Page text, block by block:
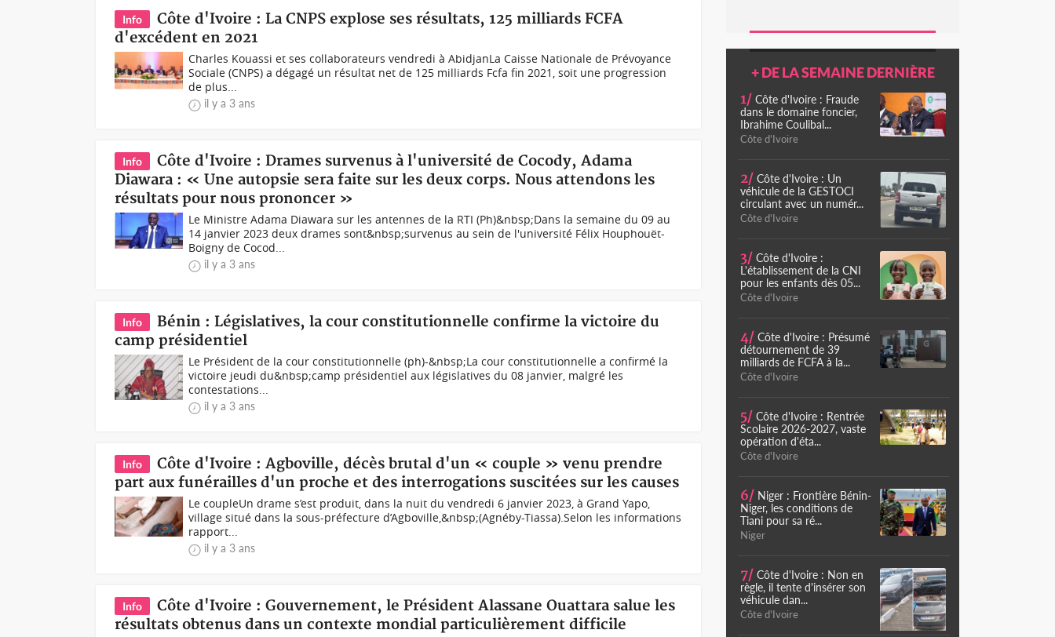
Info
Côte d'Ivoire : La CNPS explose ses résultats, 125 milliards FCFA
d'excédent en 2021
Charles Kouassi et ses collaborateurs vendredi à AbidjanLa Caisse Nationale de Prévoyance
Sociale (CNPS) a dégagé un résultat net de 125 milliards Fcfa fin 2021, soit une progression
de plus...
il y a 3 ans
Info
Côte d'Ivoire : Drames survenus à l'université de Cocody, Adama
Diawara : « Une autopsie sera faite sur les deux corps. Nous attendons les
résultats pour nous prononcer »
Le Ministre Adama Diawara sur les antennes de la RTI (Ph)&nbsp;Dans la semaine du 09 au
14 janvier 2023 deux drames sont&nbsp;survenus au sein de l'université Félix Houphouët-
Boigny de Cocod...
il y a 3 ans
Info
Bénin : Législatives, la cour constitutionnelle confirme la victoire du
camp présidentiel
Le Président de la cour constitutionnelle (ph)-&nbsp;La cour constitutionnelle a confirmé la
victoire jeudi du&nbsp;camp présidentiel aux législatives du 08 janvier, malgré les
contestations...
il y a 3 ans
Info
Côte d'Ivoire : Agboville, décès brutal d'un « couple » venu prendre
part aux funérailles d'un proche et des interrogations suscitées sur les causes
Le coupleUn drame s’est produit, dans la nuit du vendredi 6 janvier 2023, à Grand Yapo,
village situé dans la sous-préfecture d’Agboville,&nbsp;(Agnéby-Tiassa).Selon les informations
rapport...
il y a 3 ans
Info
Côte d'Ivoire : Gouvernement, le Président Alassane Ouattara salue les
résultats obtenus dans un contexte mondial particulièrement difficile
+ DE LA SEMAINE DERNIÈRE
1/ Côte d'Ivoire : Fraude
dans le domaine foncier,
Ibrahime Coulibal...
Côte d'Ivoire
2/ Côte d'Ivoire : Un
véhicule de la GESTOCI
circulant avec un numér...
Côte d'Ivoire
3/ Côte d'Ivoire :
L'établissement de la CNI
pour les enfants dès 05...
Côte d'Ivoire
4/ Côte d'Ivoire : Présumé
détournement de 39
milliards de FCFA à la...
Côte d'Ivoire
5/ Côte d'Ivoire : Rentrée
Scolaire 2026-2027, vaste
opération d'éta...
Côte d'Ivoire
6/ Niger : Frontière Bénin-
Niger, les conditions de
Tiani pour sa ré...
Niger
7/ Côte d'Ivoire : Non en
règle, il tente d'insérer son
véhicule dan...
Côte d'Ivoire